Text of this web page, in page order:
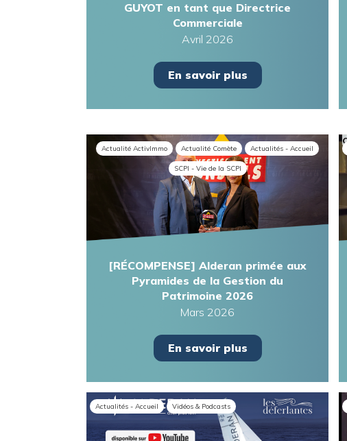
GUYOT en tant que Directrice
Commerciale
Avril 2026
En savoir plus
Actualité ActivImmo Actualité Comète Actualités - Accueil
SCPI - Vie de la SCPI
[RÉCOMPENSE] Alderan primée aux
Pyramides de la Gestion du
Patrimoine 2026
Mars 2026
En savoir plus
Actualités - Accueil Vidéos & Podcasts